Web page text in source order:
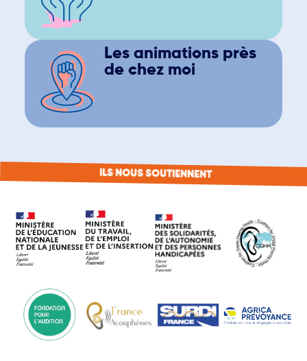
Les animations près
de chez moi
ILS NOUS SOUTIENNENT